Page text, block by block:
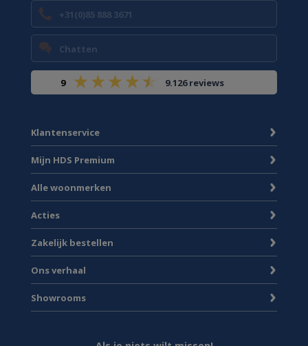
+31(0)85 888 3671
Chatten
9 9.126 reviews
Klantenservice
Mijn HDS Premium
Alle woonmerken
Acties
Zakelijk bestellen
Ons verhaal
Showrooms